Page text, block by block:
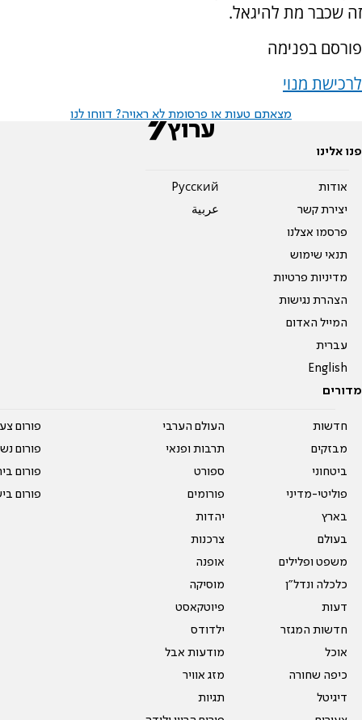
זה שכבר מת להיגאל.
פורסם בפנימה
לרכישת מנוי
מצאתם טעות או פרסומת לא ראויה? דווחו לנו
פנו אלינו
אודות
יצירת קשר
פרסמו אצלנו
תנאי שימוש
מדיניות פרטיות
הצהרת נגישות
המייל האדום
עברית
English
Pусский
عربية
מדורים
חדשות
מבזקים
ביטחוני
פוליטי-מדיני
בארץ
בעולם
משפט ופלילים
כלכלה ונדל"ן
דעות
חדשות המגזר
אוכל
כיפה שחורה
דיגיטל
העולם הערבי
תרבות ופנאי
ספורט
פורומים
יהדות
צרכנות
אופנה
מוסיקה
פיוטקאסט
ילדודס
מודעות אבל
מזג אוויר
תגיות
פורום
פורום
פורום
פורום